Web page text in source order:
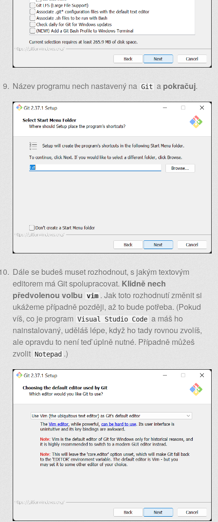
Název programu nech nastavený na Git a pokračuj.
Dále se budeš muset rozhodnout, s jakým textovým
editorem má Git spolupracovat. Klidně nech
předvolenou volbu vim . Jak toto rozhodnutí změnit si
ukážeme případně později, až to bude potřeba. (Pokud
víš, co je program Visual Studio Code a máš ho
nainstalovaný, uděláš lépe, když ho tady rovnou zvolíš,
ale opravdu to není teď úplně nutné. Případně můžeš
zvolit Notepad .)